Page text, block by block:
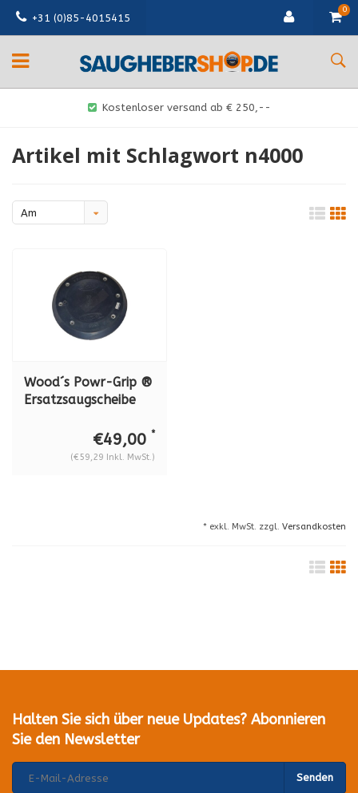
+31 (0)85-4015415
0
Kostenloser versand ab € 250,--
Artikel mit Schlagwort n4000
Am
Wood´s Powr-Grip ®
Ersatzsaugscheibe
€49,00 *
(€59,29 Inkl. MwSt.)
* exkl. MwSt. zzgl. Versandkosten
Halten Sie sich über neue Updates? Abonnieren
Sie den Newsletter
Senden